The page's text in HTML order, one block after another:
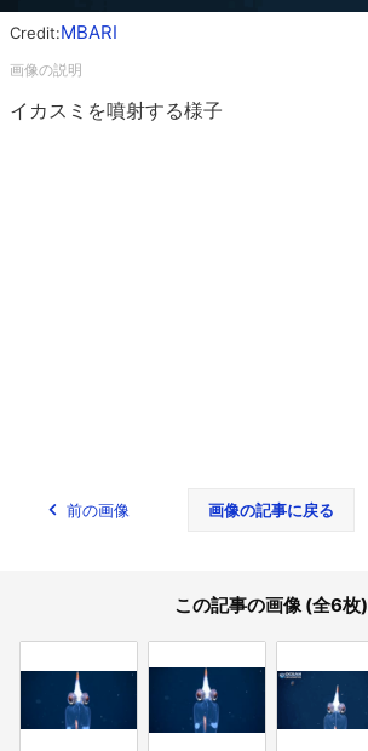
Credit:MBARI
イカスミを噴射する様子
前の画像 画像の記事に戻る
この記事の画像 (全6枚)